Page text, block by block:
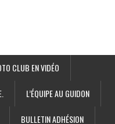
CLUB EN VIDÉO
L’ÉQUIPE AU GUIDON
BULLETIN ADHÉSION